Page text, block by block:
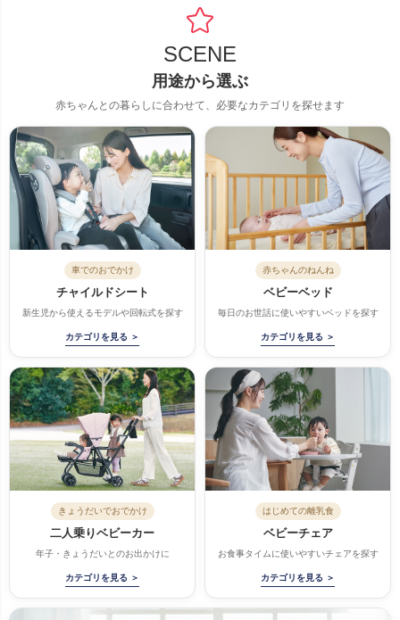
SCENE
用途から選ぶ
赤ちゃんとの暮らしに合わせて、必要なカテゴリを探せます
車でのおでかけ
チャイルドシート
新生児から使えるモデルや回転式を探す
カテゴリを見る ＞
赤ちゃんのねんね
ベビーベッド
毎日のお世話に使いやすいベッドを探す
カテゴリを見る ＞
きょうだいでおでかけ
二人乗りベビーカー
年子・きょうだいとのお出かけに
カテゴリを見る ＞
はじめての離乳食
ベビーチェア
お食事タイムに使いやすいチェアを探す
カテゴリを見る ＞